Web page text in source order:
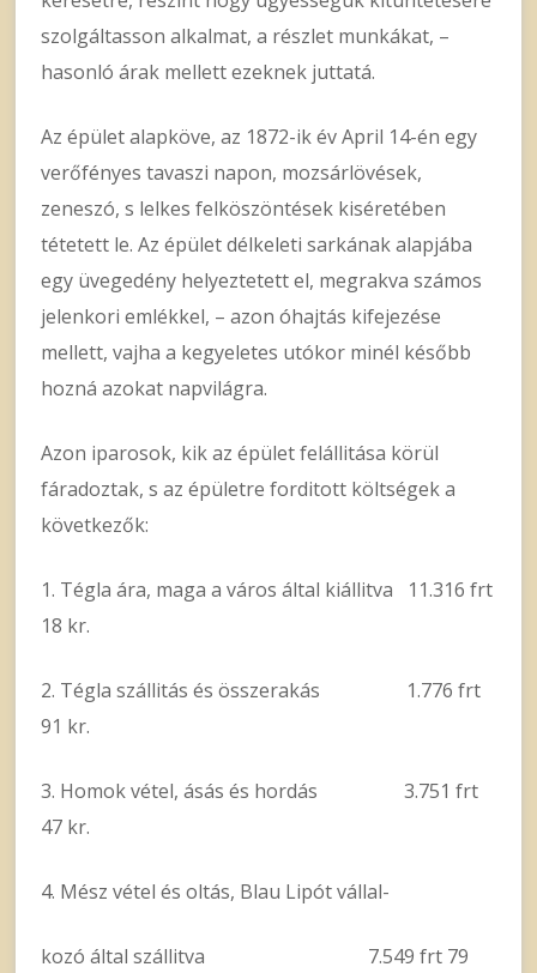
szolgáltasson alkalmat, a részlet munkákat, –
hasonló árak mellett ezeknek juttatá.
Az épület alapköve, az 1872-ik év April 14-én egy
verőfényes tavaszi napon, mozsárlövések,
zeneszó, s lelkes felköszöntések kiséretében
tétetett le. Az épület délkeleti sarkának alapjába
egy üvegedény helyeztetett el, megrakva számos
jelenkori emlékkel, – azon óhajtás kifejezése
mellett, vajha a kegyeletes utókor minél később
hozná azokat napvilágra.
Azon iparosok, kik az épület felállitása körül
fáradoztak, s az épületre forditott költségek a
következők:
1. Tégla ára, maga a város által kiállitva 11.316 frt
18 kr.
2. Tégla szállitás és összerakás 1.776 frt
91 kr.
3. Homok vétel, ásás és hordás 3.751 frt
47 kr.
4. Mész vétel és oltás, Blau Lipót vállal-
kozó által szállitva 7.549 frt 79